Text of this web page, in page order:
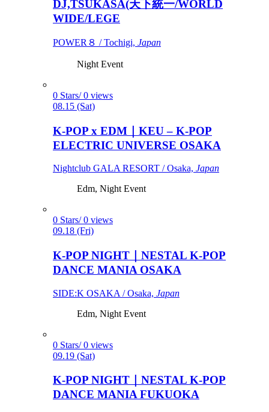
DJ,TSUKASA(天下統一/WORLD
WIDE/LEGE
POWER８ / Tochigi, Japan
Night Event
0 Stars/ 0 views
08.15 (Sat)
K-POP x EDM｜KEU – K-POP
ELECTRIC UNIVERSE OSAKA
Nightclub GALA RESORT / Osaka, Japan
Edm, Night Event
0 Stars/ 0 views
09.18 (Fri)
K-POP NIGHT｜NESTAL K-POP
DANCE MANIA OSAKA
SIDE:K OSAKA / Osaka, Japan
Edm, Night Event
0 Stars/ 0 views
09.19 (Sat)
K-POP NIGHT｜NESTAL K-POP
DANCE MANIA FUKUOKA